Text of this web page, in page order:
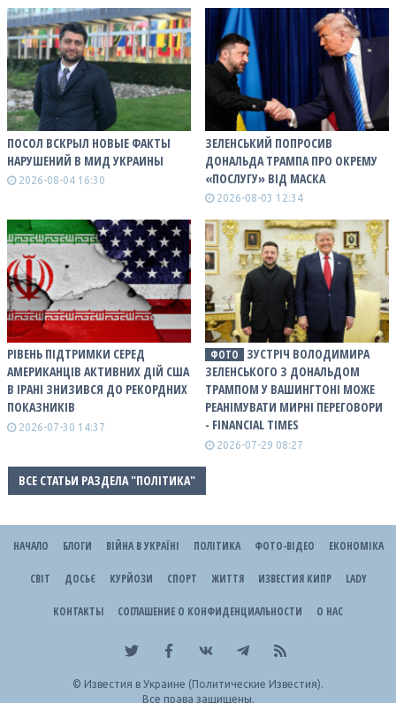
ПОСОЛ ВСКРЫЛ НОВЫЕ ФАКТЫ
НАРУШЕНИЙ В МИД УКРАИНЫ
2026-08-04 16:30
ЗЕЛЕНСЬКИЙ ПОПРОСИВ
ДОНАЛЬДА ТРАМПА ПРО ОКРЕМУ
«ПОСЛУГУ» ВІД МАСКА
2026-08-03 12:34
РІВЕНЬ ПІДТРИМКИ СЕРЕД
АМЕРИКАНЦІВ АКТИВНИХ ДІЙ США
В ІРАНІ ЗНИЗИВСЯ ДО РЕКОРДНИХ
ПОКАЗНИКІВ
2026-07-30 14:37
ФОТО
ЗУСТРІЧ ВОЛОДИМИРА
ЗЕЛЕНСЬКОГО З ДОНАЛЬДОМ
ТРАМПОМ У ВАШИНГТОНІ МОЖЕ
РЕАНІМУВАТИ МИРНІ ПЕРЕГОВОРИ
- FINANCIAL TIMES
2026-07-29 08:27
ВСЕ СТАТЬИ РАЗДЕЛА "ПОЛІТИКА"
НАЧАЛО БЛОГИ ВІЙНА В УКРАЇНІ ПОЛІТИКА ФОТО-ВІДЕО ЕКОНОМІКА
СВІТ ДОСЬЄ КУРЙОЗИ СПОРТ ЖИТТЯ ИЗВЕСТИЯ КИПР LADY
КОНТАКТЫ СОГЛАШЕНИЕ О КОНФИДЕНЦИАЛЬНОСТИ О НАС
© Известия в Украине (Политические Известия).
Все права защищены.